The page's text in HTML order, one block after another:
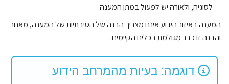
לסוגיה, ולאורה יש לפעול במתן המענה.
המענה באיזור הידוע איננו מצריך הבנה של הסיבתיות של המענה, מאחר
והבנה זו כבר מגולמת בכלים הקיימים.
דוגמה: בעיות מהמרחב הידוע